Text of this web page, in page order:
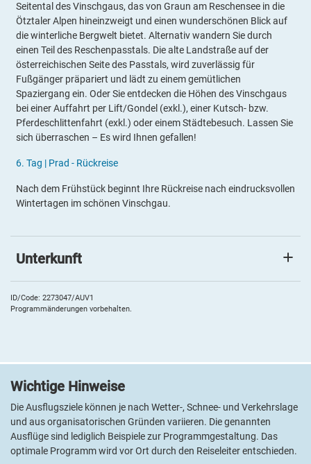
Seitental des Vinschgaus, das von Graun am Reschensee in die
Ötztaler Alpen hineinzweigt und einen wunderschönen Blick auf
die winterliche Bergwelt bietet. Alternativ wandern Sie durch
einen Teil des Reschenpasstals. Die alte Landstraße auf der
österreichischen Seite des Passtals, wird zuverlässig für
Fußgänger präpariert und lädt zu einem gemütlichen
Spaziergang ein. Oder Sie entdecken die Höhen des Vinschgaus
bei einer Auffahrt per Lift/Gondel (exkl.), einer Kutsch- bzw.
Pferdeschlittenfahrt (exkl.) oder einem Städtebesuch. Lassen Sie
sich überraschen – Es wird Ihnen gefallen!
6. Tag | Prad - Rückreise
Nach dem Frühstück beginnt Ihre Rückreise nach eindrucksvollen
Wintertagen im schönen Vinschgau.
Unterkunft
Aktiv- & Wellnesshotel Zentral
Sie wohnen im4*Aktiv- & Wellnesshotel Zentral
Fuße des Stilfser Jochs. Die majestätische Bergwelt Südtirols
Kältegrotte mit Eisbrunnen, Kneippbecken, Erlebnisduschen,
Hallenbad 30°, Whirlpool 34°, Infrarotkabine sowie Fitnessraum.
Beautyfarm mit Massageabteilung gegen Gebühr. Alle Zimmer
sind mit Bad oder DU/WC, Fön, Bademantel, Telefon, gratis
WLAN, Sat-LCD-TV, Minibar, Safe, Sitzecke und teilweise Balkon
ID/Code: 2273047/AUV1
Programmänderungen vorbehalten.
Wichtige Hinweise
Die Ausflugsziele können je nach Wetter-, Schnee- und Verkehrslage
und aus organisatorischen Gründen variieren. Die genannten
Ausflüge sind lediglich Beispiele zur Programmgestaltung. Das
optimale Programm wird vor Ort durch den Reiseleiter entschieden.